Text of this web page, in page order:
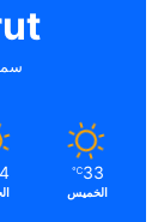
33
℃
الخميس